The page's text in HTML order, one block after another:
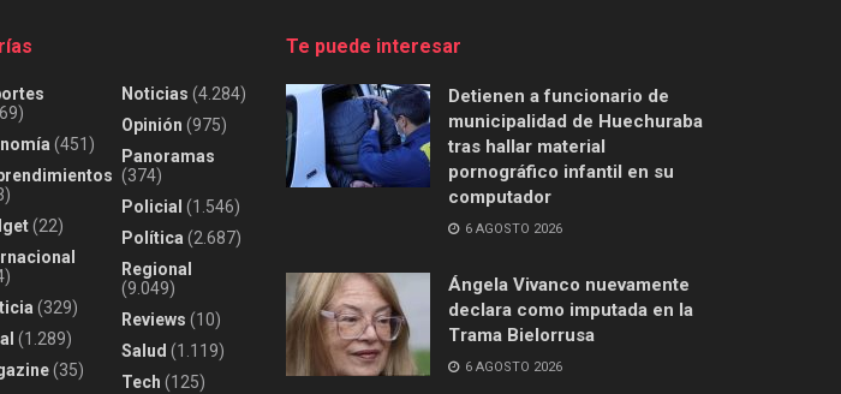
(451)
(22)
(329)
(1.289)
(35)
Noticias (4.284)
Opinión (975)
Panoramas
(374)
Policial (1.546)
Política (2.687)
Regional
(9.049)
Reviews (10)
Salud (1.119)
Tech (125)
Te puede interesar
Detienen a funcionario de
municipalidad de Huechuraba
tras hallar material
pornográfico infantil en su
computador
6 AGOSTO 2026
Ángela Vivanco nuevamente
declara como imputada en la
Trama Bielorrusa
6 AGOSTO 2026